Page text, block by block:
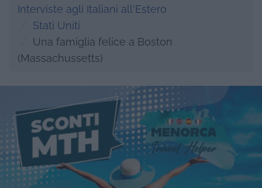
Interviste agli Italiani all'Estero
Stati Uniti
Una famiglia felice a Boston
(Massachussetts)